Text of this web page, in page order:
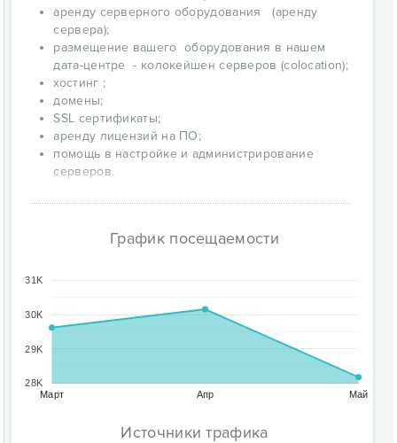
аренду серверного оборудования (аренду
сервера);
размещение вашего оборудования в нашем
дата-центре - колокейшен серверов (colocation);
хостинг ;
домены;
SSL сертификаты;
аренду лицензий на ПО;
помощь в настройке и администрирование
серверов.
График посещаемости
Март Апр Май
28K
29K
30K
31K
Источники трафика